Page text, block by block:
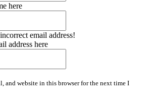
here
email address!
address here
and website in this browser for the next time I